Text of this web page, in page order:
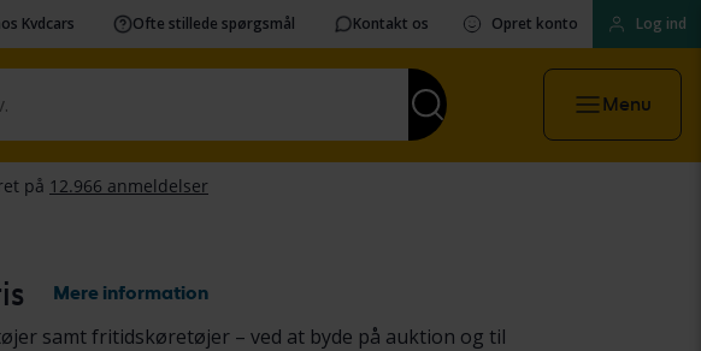
Kvdcars Ofte stillede spørgsmål Kontakt os Opret konto Log ind
Menu
Mere information
samt fritidskøretøjer – ved at byde på auktion og til